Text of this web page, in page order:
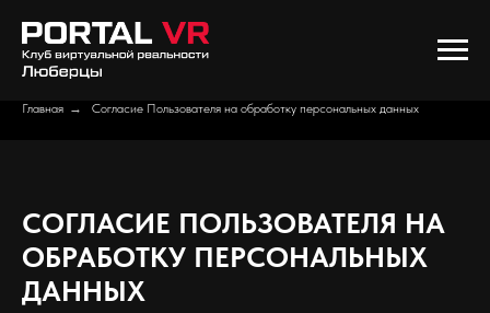
Главная → Согласие Пользователя на обработку персональных данных
СОГЛАСИЕ ПОЛЬЗОВАТЕЛЯ НА
ОБРАБОТКУ ПЕРСОНАЛЬНЫХ
ДАННЫХ